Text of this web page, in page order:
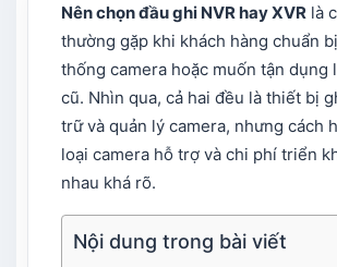
Nên chọn đầu ghi NVR hay XVR là
thường gặp khi khách hàng chuẩn
thống camera hoặc muốn tận dụng
cũ. Nhìn qua, cả hai đều là thiết bị
trữ và quản lý camera, nhưng cách
loại camera hỗ trợ và chi phí triển
nhau khá rõ.
Nội dung trong bài viết